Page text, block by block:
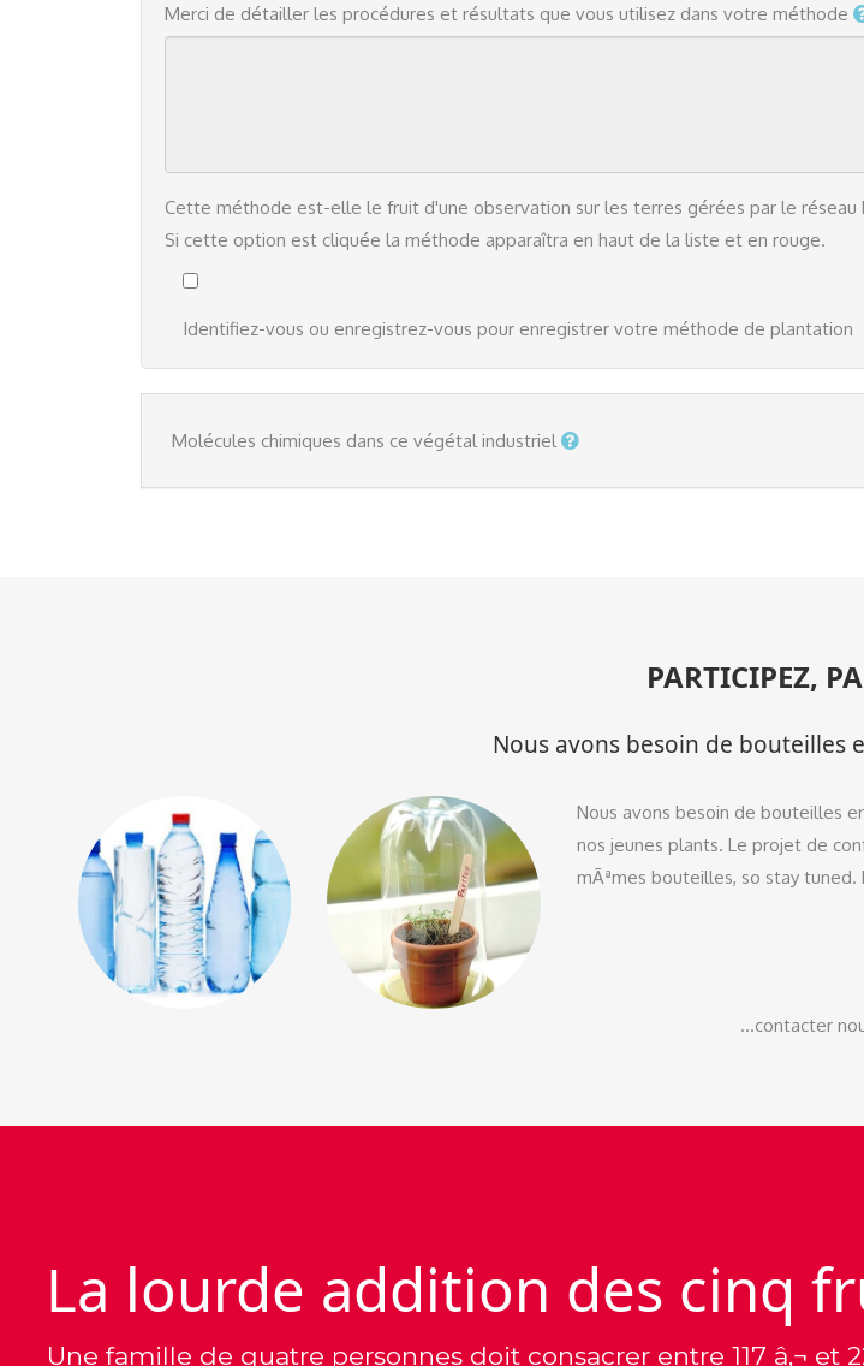
Merci de détailler les procédures et résultats que vous utilisez dans votre méthode
Cette méthode est-elle le fruit d'une observation sur les terres gérées par le réseau
Si cette option est cliquée la méthode apparaîtra en haut de la liste et en rouge.
Identifiez-vous ou enregistrez-vous pour enregistrer votre méthode de plantation
Molécules chimiques dans ce végétal industriel
PARTICIPEZ,
Nous avons besoin de bouteilles
Nous avons besoin de bouteilles
nos jeunes plants. Le projet de
mÃªmes bouteilles, so stay
...contacter
La lourde addition des cinq
Une famille de quatre personnes doit consacrer entre 117 â‚¬